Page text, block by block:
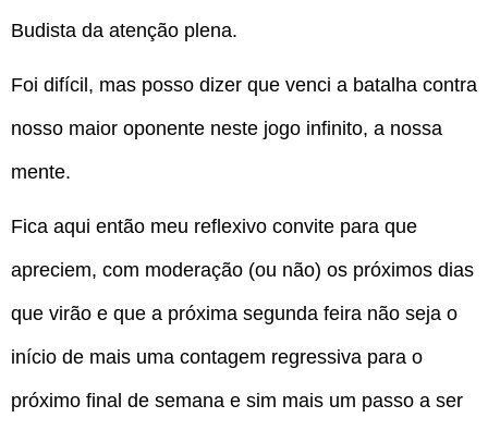
Budista da atenção plena.
Foi difícil, mas posso dizer que venci a batalha contra
nosso maior oponente neste jogo infinito, a nossa
mente.
Fica aqui então meu reflexivo convite para que
apreciem, com moderação (ou não) os próximos dias
que virão e que a próxima segunda feira não seja o
início de mais uma contagem regressiva para o
próximo final de semana e sim mais um passo a ser